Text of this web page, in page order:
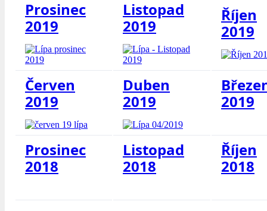
Prosinec
2019
Listopad
2019
Říjen
2019
Červen
2019
Duben
2019
2019
Prosinec
2018
Listopad
2018
Říjen
2018